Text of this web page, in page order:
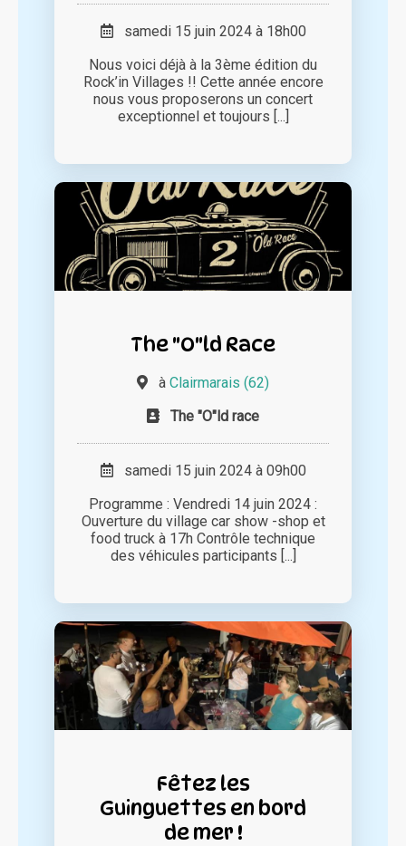
samedi 15 juin 2024 à 18h00
Nous voici déjà à la 3ème édition du
Rock’in Villages !! Cette année encore
nous vous proposerons un concert
exceptionnel et toujours [...]
The "O"ld Race
à Clairmarais (62)
The "O"ld race
samedi 15 juin 2024 à 09h00
Programme : Vendredi 14 juin 2024 :
Ouverture du village car show -shop et
food truck à 17h Contrôle technique
des véhicules participants [...]
Fêtez les
Guinguettes en bord
de mer !